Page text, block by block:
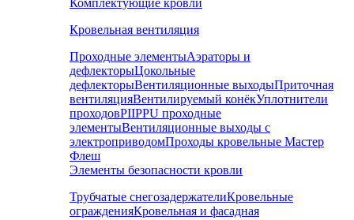
Комплектующие кровли
Кровельная вентиляция
Проходные элементыАэраторы и
дефлекторыЦокольные
дефлекторыВентиляционные выходыПриточная
вентиляцияВентилируемый конёкУплотнители
проходовPIIPPU проходные
элементыВентиляционные выходы с
электроприводомПроходы кровельные Мастер
Флеш
Элементы безопасности кровли
Трубчатые снегозадержателиКровельные
огражденияКровельная и фасадная